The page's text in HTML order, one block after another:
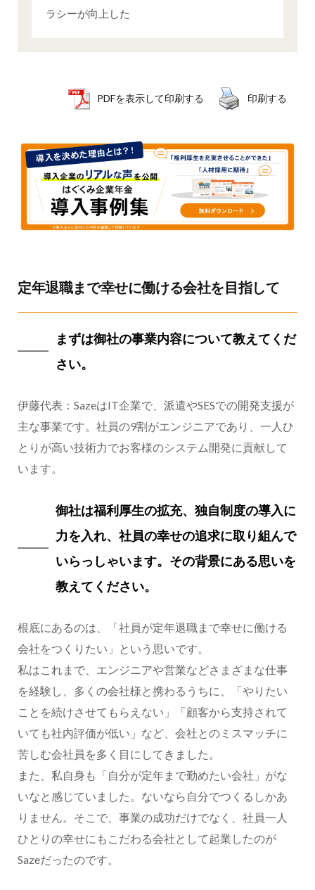
ラシーが向上した
PDFを表示して印刷する 印刷する
定年退職まで幸せに働ける会社を目指して
まずは御社の事業内容について教えてくだ
さい。
伊藤代表：SazeはIT企業で、派遣やSESでの開発支援が
主な事業です。社員の9割がエンジニアであり、一人ひ
とりが高い技術力でお客様のシステム開発に貢献して
います。
御社は福利厚生の拡充、独自制度の導入に
力を入れ、社員の幸せの追求に取り組んで
いらっしゃいます。その背景にある思いを
教えてください。
根底にあるのは、「社員が定年退職まで幸せに働ける
会社をつくりたい」という思いです。
私はこれまで、エンジニアや営業などさまざまな仕事
を経験し、多くの会社様と携わるうちに、「やりたい
ことを続けさせてもらえない」「顧客から支持されて
いても社内評価が低い」など、会社とのミスマッチに
苦しむ会社員を多く目にしてきました。
また、私自身も「自分が定年まで勤めたい会社」がな
いなと感じていました。ないなら自分でつくるしかあ
りません。そこで、事業の成功だけでなく、社員一人
ひとりの幸せにもこだわる会社として起業したのが
Sazeだったのです。